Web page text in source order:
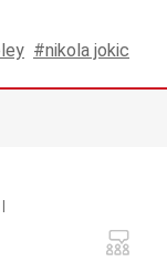
nikola jokic